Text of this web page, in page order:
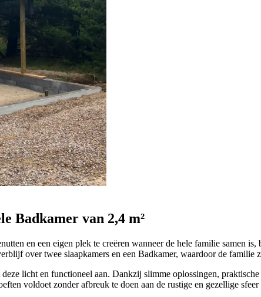
Badkamer van 2,4 m²
en een eigen plek te creëren wanneer de hele familie samen
over twee slaapkamers en een Badkamer, waardoor de familie
licht en functioneel aan. Dankzij slimme oplossingen,
voldoet zonder afbreuk te doen aan de rustige en gezellige